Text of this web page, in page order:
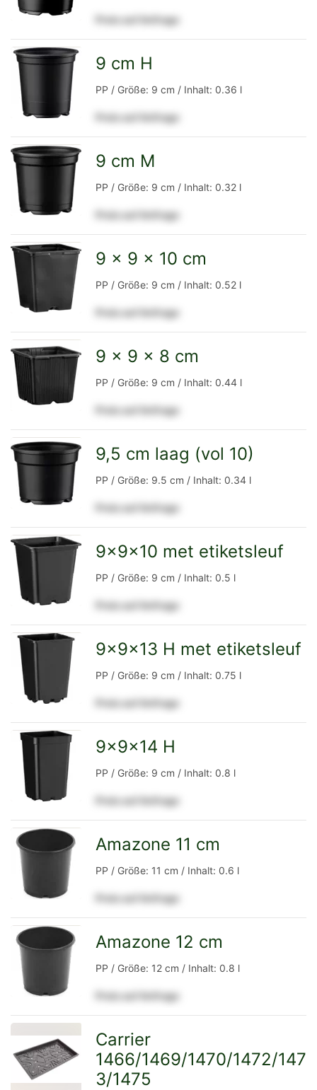
Detailseite
Preis auf Anfrage
Detailseite
9 cm H
PP / Größe: 9 cm / Inhalt: 0.36 l
Preis auf Anfrage
Detailseite
9 cm M
PP / Größe: 9 cm / Inhalt: 0.32 l
Preis auf Anfrage
Detailseite
9 x 9 x 10 cm
PP / Größe: 9 cm / Inhalt: 0.52 l
Preis auf Anfrage
Detailseite
9 x 9 x 8 cm
PP / Größe: 9 cm / Inhalt: 0.44 l
Preis auf Anfrage
Detailseite
9,5 cm laag (vol 10)
PP / Größe: 9.5 cm / Inhalt: 0.34 l
Preis auf Anfrage
Detailseite
9x9x10 met etiketsleuf
PP / Größe: 9 cm / Inhalt: 0.5 l
Preis auf Anfrage
Detailseite
9x9x13 H met etiketsleuf
PP / Größe: 9 cm / Inhalt: 0.75 l
Preis auf Anfrage
Detailseite
9x9x14 H
PP / Größe: 9 cm / Inhalt: 0.8 l
Preis auf Anfrage
Detailseite
Amazone 11 cm
PP / Größe: 11 cm / Inhalt: 0.6 l
Preis auf Anfrage
Detailseite
Amazone 12 cm
PP / Größe: 12 cm / Inhalt: 0.8 l
Preis auf Anfrage
Carrier
1466/1469/1470/1472/147
3/1475